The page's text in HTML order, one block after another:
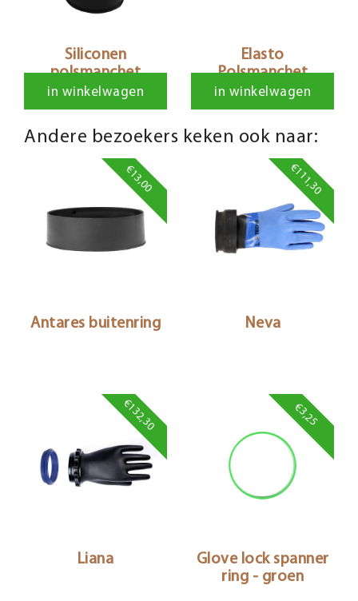
Siliconen
polsmanchet
in winkelwagen
Elasto
Polsmanchet
in winkelwagen
Andere bezoekers keken ook naar:
€13,00
Antares buitenring
€111,30
Neva
€132,30
Liana
€3,25
Glove lock spanner
ring - groen